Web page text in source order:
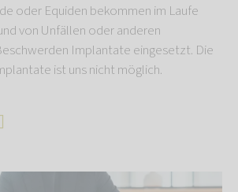
oder Equiden bekommen im Laufe
von Unfällen oder anderen
Implantate eingesetzt. Die
ist uns nicht möglich.